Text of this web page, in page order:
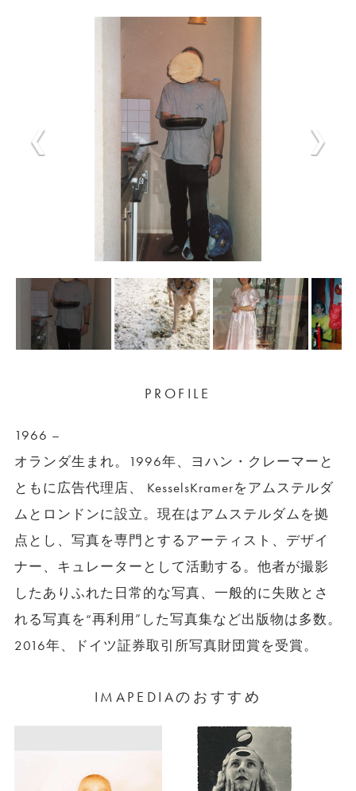
PROFILE
1966 –
オランダ生まれ。1996年、ヨハン・クレーマーと
ともに広告代理店、 KesselsKramerをアムステルダ
ムとロンドンに設立。現在はアムステルダムを拠
点とし、写真を専門とするアーティスト、デザイ
ナー、キュレーターとして活動する。他者が撮影
したありふれた日常的な写真、一般的に失敗とさ
れる写真を“再利用”した写真集など出版物は多数。
2016年、ドイツ証券取引所写真財団賞を受賞。
IMAPEDIAのおすすめ